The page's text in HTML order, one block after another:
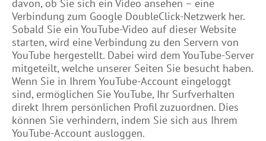
davon, ob Sie sich ein Video ansehen – eine
Verbindung zum Google DoubleClick-Netzwerk her.
Sobald Sie ein YouTube-Video auf dieser Website
starten, wird eine Verbindung zu den Servern von
YouTube hergestellt. Dabei wird dem YouTube-Server
mitgeteilt, welche unserer Seiten Sie besucht haben.
Wenn Sie in Ihrem YouTube-Account eingeloggt
sind, ermöglichen Sie YouTube, Ihr Surfverhalten
direkt Ihrem persönlichen Profil zuzuordnen. Dies
können Sie verhindern, indem Sie sich aus Ihrem
YouTube-Account ausloggen.